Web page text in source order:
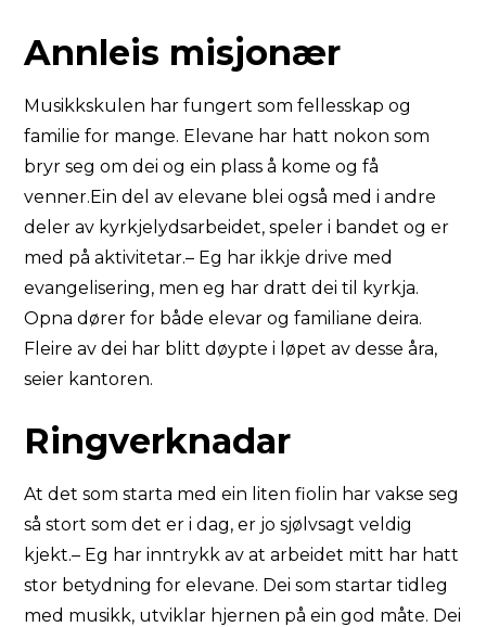
Annleis misjonær
Musikkskulen har fungert som fellesskap og
familie for mange. Elevane har hatt nokon som
bryr seg om dei og ein plass å kome og få
venner.Ein del av elevane blei også med i andre
deler av kyrkjelydsarbeidet, speler i bandet og er
med på aktivitetar.– Eg har ikkje drive med
evangelisering, men eg har dratt dei til kyrkja.
Opna dører for både elevar og familiane deira.
Fleire av dei har blitt døypte i løpet av desse åra,
seier kantoren.
Ringverknadar
At det som starta med ein liten fiolin har vakse seg
så stort som det er i dag, er jo sjølvsagt veldig
kjekt.– Eg har inntrykk av at arbeidet mitt har hatt
stor betydning for elevane. Dei som startar tidleg
med musikk, utviklar hjernen på ein god måte. Dei